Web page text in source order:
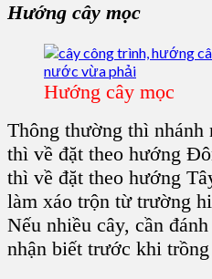
Hướng cây mọc
Hướng cây mọc
Thông thường thì
thì về đặt theo hướng
thì về đặt theo hướng
làm xáo trộn từ trường
Nếu nhiều cây, cần
nhận biết trước khi